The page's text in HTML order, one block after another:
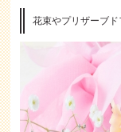
花束やプリザーブド